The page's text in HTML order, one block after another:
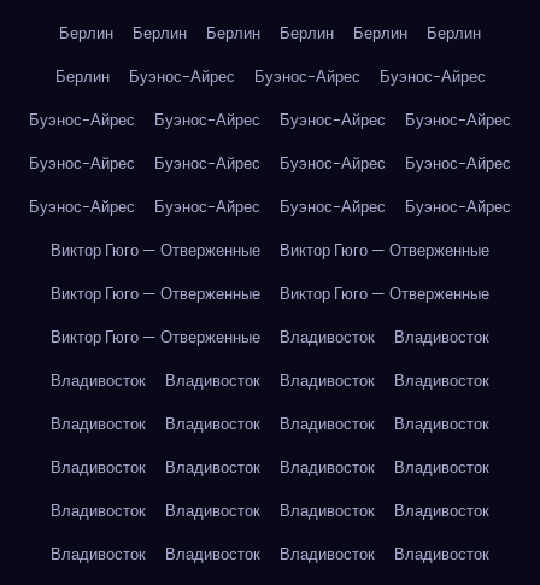
Берлин
Берлин Берлин Берлин Берлин
Берлин
Берлин
Буэнос-Айрес Буэнос-Айрес
Буэнос-Айрес
Буэнос-Айрес
Буэнос-Айрес Буэнос-Айрес
Буэнос-Айрес
Буэнос-Айрес
Буэнос-Айрес Буэнос-Айрес
Буэнос-Айрес
Буэнос-Айрес
Буэнос-Айрес Буэнос-Айрес
Буэнос-Айрес
Виктор Гюго — Отверженные
Виктор Гюго — Отверженные
Виктор Гюго — Отверженные
Виктор Гюго — Отверженные
Виктор Гюго — Отверженные
Владивосток
Владивосток
Владивосток
Владивосток Владивосток
Владивосток
Владивосток
Владивосток Владивосток
Владивосток
Владивосток
Владивосток Владивосток
Владивосток
Владивосток
Владивосток Владивосток
Владивосток
Владивосток
Владивосток Владивосток
Владивосток